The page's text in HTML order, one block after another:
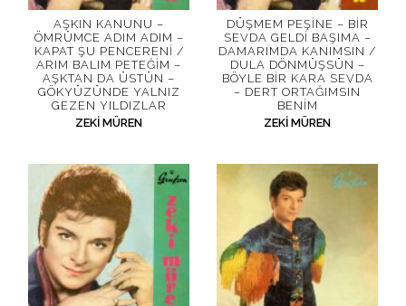
AŞKIN KANUNU –
ÖMRÜMCE ADIM ADIM –
KAPAT ŞU PENCERENI /
ARIM BALIM PETEĞIM –
AŞKTAN DA ÜSTÜN –
GÖKYÜZÜNDE YALNIZ
GEZEN YILDIZLAR
ZEKI MÜREN
DÜŞMEM PEŞINE – BIR
SEVDA GELDI BAŞIMA –
DAMARIMDA KANIMSIN /
DULA DÖNMÜŞSÜN –
BÖYLE BIR KARA SEVDA
– DERT ORTAĞIMSIN
BENIM
ZEKI MÜREN